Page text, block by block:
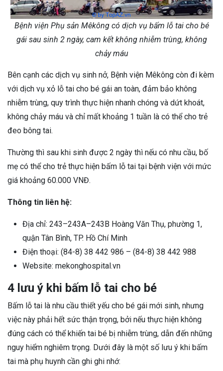
Bệnh viện Phụ sản Mêkông có dịch vụ bấm lỗ tai cho bé
gái sau sinh 2 ngày, cam kết không nhiễm trùng, không
chảy máu
Bên cạnh các dịch vụ sinh nở, Bệnh viện Mêkông còn đi kèm
với dịch vụ xỏ lỗ tai cho bé gái an toàn, đảm bảo không
nhiễm trùng, quy trình thực hiện nhanh chóng và dứt khoát,
không chảy máu và chỉ mất khoảng 1 tuần là có thể cho trẻ
đeo bông tai.
Thường thì sau khi sinh được 2 ngày thì nếu có nhu cầu, bố
mẹ có thể cho trẻ thực hiện bấm lỗ tai tại bệnh viện với mức
giá khoảng 60.000 VNĐ.
Thông tin liên hệ:
Địa chỉ: 243–243A–243B Hoàng Văn Thụ, phường 1,
quận Tân Bình, TP. Hồ Chí Minh
Điện thoại: (84-8) 38 442 986 – (84-8) 38 442 988
Website: mekonghospital.vn
4 lưu ý khi bấm lỗ tai cho bé
Bấm lỗ tai là nhu cầu thiết yếu cho bé gái mới sinh, nhưng
việc này phải hết sức thận trọng, bởi nếu thực hiện không
đúng cách có thể khiến tai bé bị nhiễm trùng, dẫn đến những
nguy hiểm nghiêm trọng. Dưới đây là một số lưu ý khi bấm
tai mà phụ huynh cần ghi ghi nhớ: